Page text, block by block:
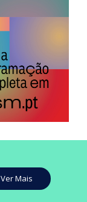
Ver Mais